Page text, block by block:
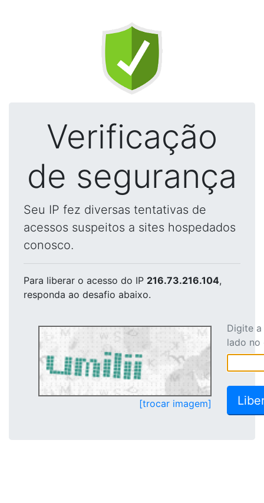
Verificação
de segurança
Seu IP fez diversas tentativas de
acessos suspeitos a sites hospedados
conosco.
Para liberar o acesso do IP 216.73.216.104,
responda ao desafio abaixo.
[trocar imagem]
Digite
lado no